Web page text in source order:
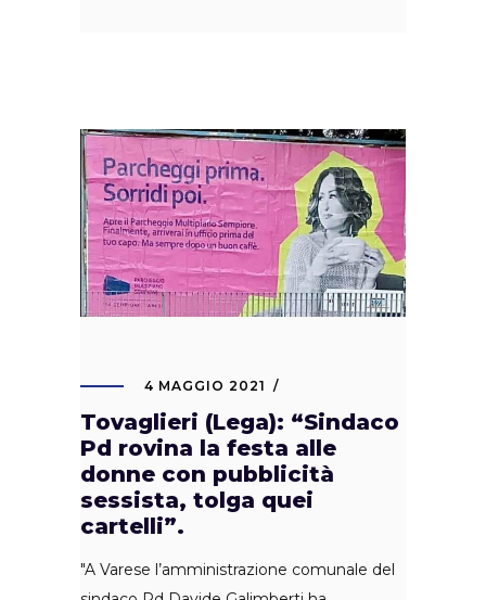
4 MAGGIO 2021
Tovaglieri (Lega): “Sindaco
Pd rovina la festa alle
donne con pubblicità
sessista, tolga quei
cartelli”.
"A Varese l’amministrazione comunale del